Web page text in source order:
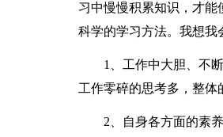
习中慢慢积累知识，才
科学的学习方法。我想我
1、工作中大胆、不断
工作零碎的思考多，整体
2、自身各方面的素养